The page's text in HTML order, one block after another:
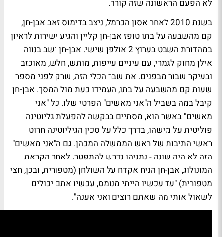
לא הפעם הראשונה שזה קורה.
בשנת 2010 לאחר אסון הכרמל, ניצב בדימוס
זאב אבן-חן,
קם מהשבעה על בתוטופז אבן-חן קליין והגיע ישירות לראיון
במהדורת השבט בערוץ 2 אולפן שישי. אבן-חן ישב בנווה
אילן מחוק לגמרי, עם עיניים עייפות, מותש, חלש, מאוכזב
ובעיקר שבור מבפנים. את שבר הכלי הזה, שרק לפני מספר
שעות קם מהשבעה על בתו, העמידו כעת מול המסך. אבן-חן
קיבל במה בשביל ה"אני מאשים" הפרטי שלו. כל "אני
מאשים" באשר הוא, מסתיים בבקשה להפעלת גליוטינה
פוליטית על מישהו, בדרך כלל על סכין הגיליוטינה חרוט
ראשי התיבות של ראש הממשלה המכהן. גם ה"אני מאשים"
הזה לא היה שונה - נתניהו נדרש להתפטר. לאחר הקראת
המונולוג, אבן-חן הניח אקדח על השולחן (מטפורית, ובכן, חצי
מטפורית) "עד עכשיו הייתי מנומס, עכשיו אתם יכולים
לשאול אותי מה שאתם רוצים ואני אענה".